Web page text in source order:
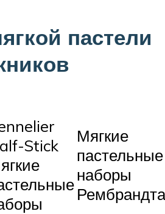
пастели
Stick
Мягкие
пастельные
наборы
Рембрандта